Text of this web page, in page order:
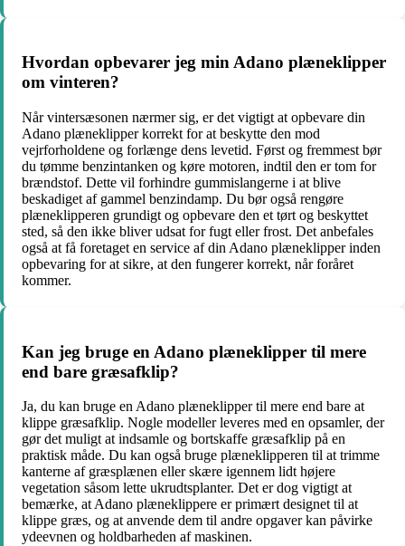
Hvordan opbevarer jeg min Adano plæneklipper
om vinteren?
Når vintersæsonen nærmer sig, er det vigtigt at opbevare din
Adano plæneklipper korrekt for at beskytte den mod
vejrforholdene og forlænge dens levetid. Først og fremmest bør
du tømme benzintanken og køre motoren, indtil den er tom for
brændstof. Dette vil forhindre gummislangerne i at blive
beskadiget af gammel benzindamp. Du bør også rengøre
plæneklipperen grundigt og opbevare den et tørt og beskyttet
sted, så den ikke bliver udsat for fugt eller frost. Det anbefales
også at få foretaget en service af din Adano plæneklipper inden
opbevaring for at sikre, at den fungerer korrekt, når foråret
kommer.
Kan jeg bruge en Adano plæneklipper til mere
end bare græsafklip?
Ja, du kan bruge en Adano plæneklipper til mere end bare at
klippe græsafklip. Nogle modeller leveres med en opsamler, der
gør det muligt at indsamle og bortskaffe græsafklip på en
praktisk måde. Du kan også bruge plæneklipperen til at trimme
kanterne af græsplænen eller skære igennem lidt højere
vegetation såsom lette ukrudtsplanter. Det er dog vigtigt at
bemærke, at Adano plæneklippere er primært designet til at
klippe græs, og at anvende dem til andre opgaver kan påvirke
ydeevnen og holdbarheden af maskinen.